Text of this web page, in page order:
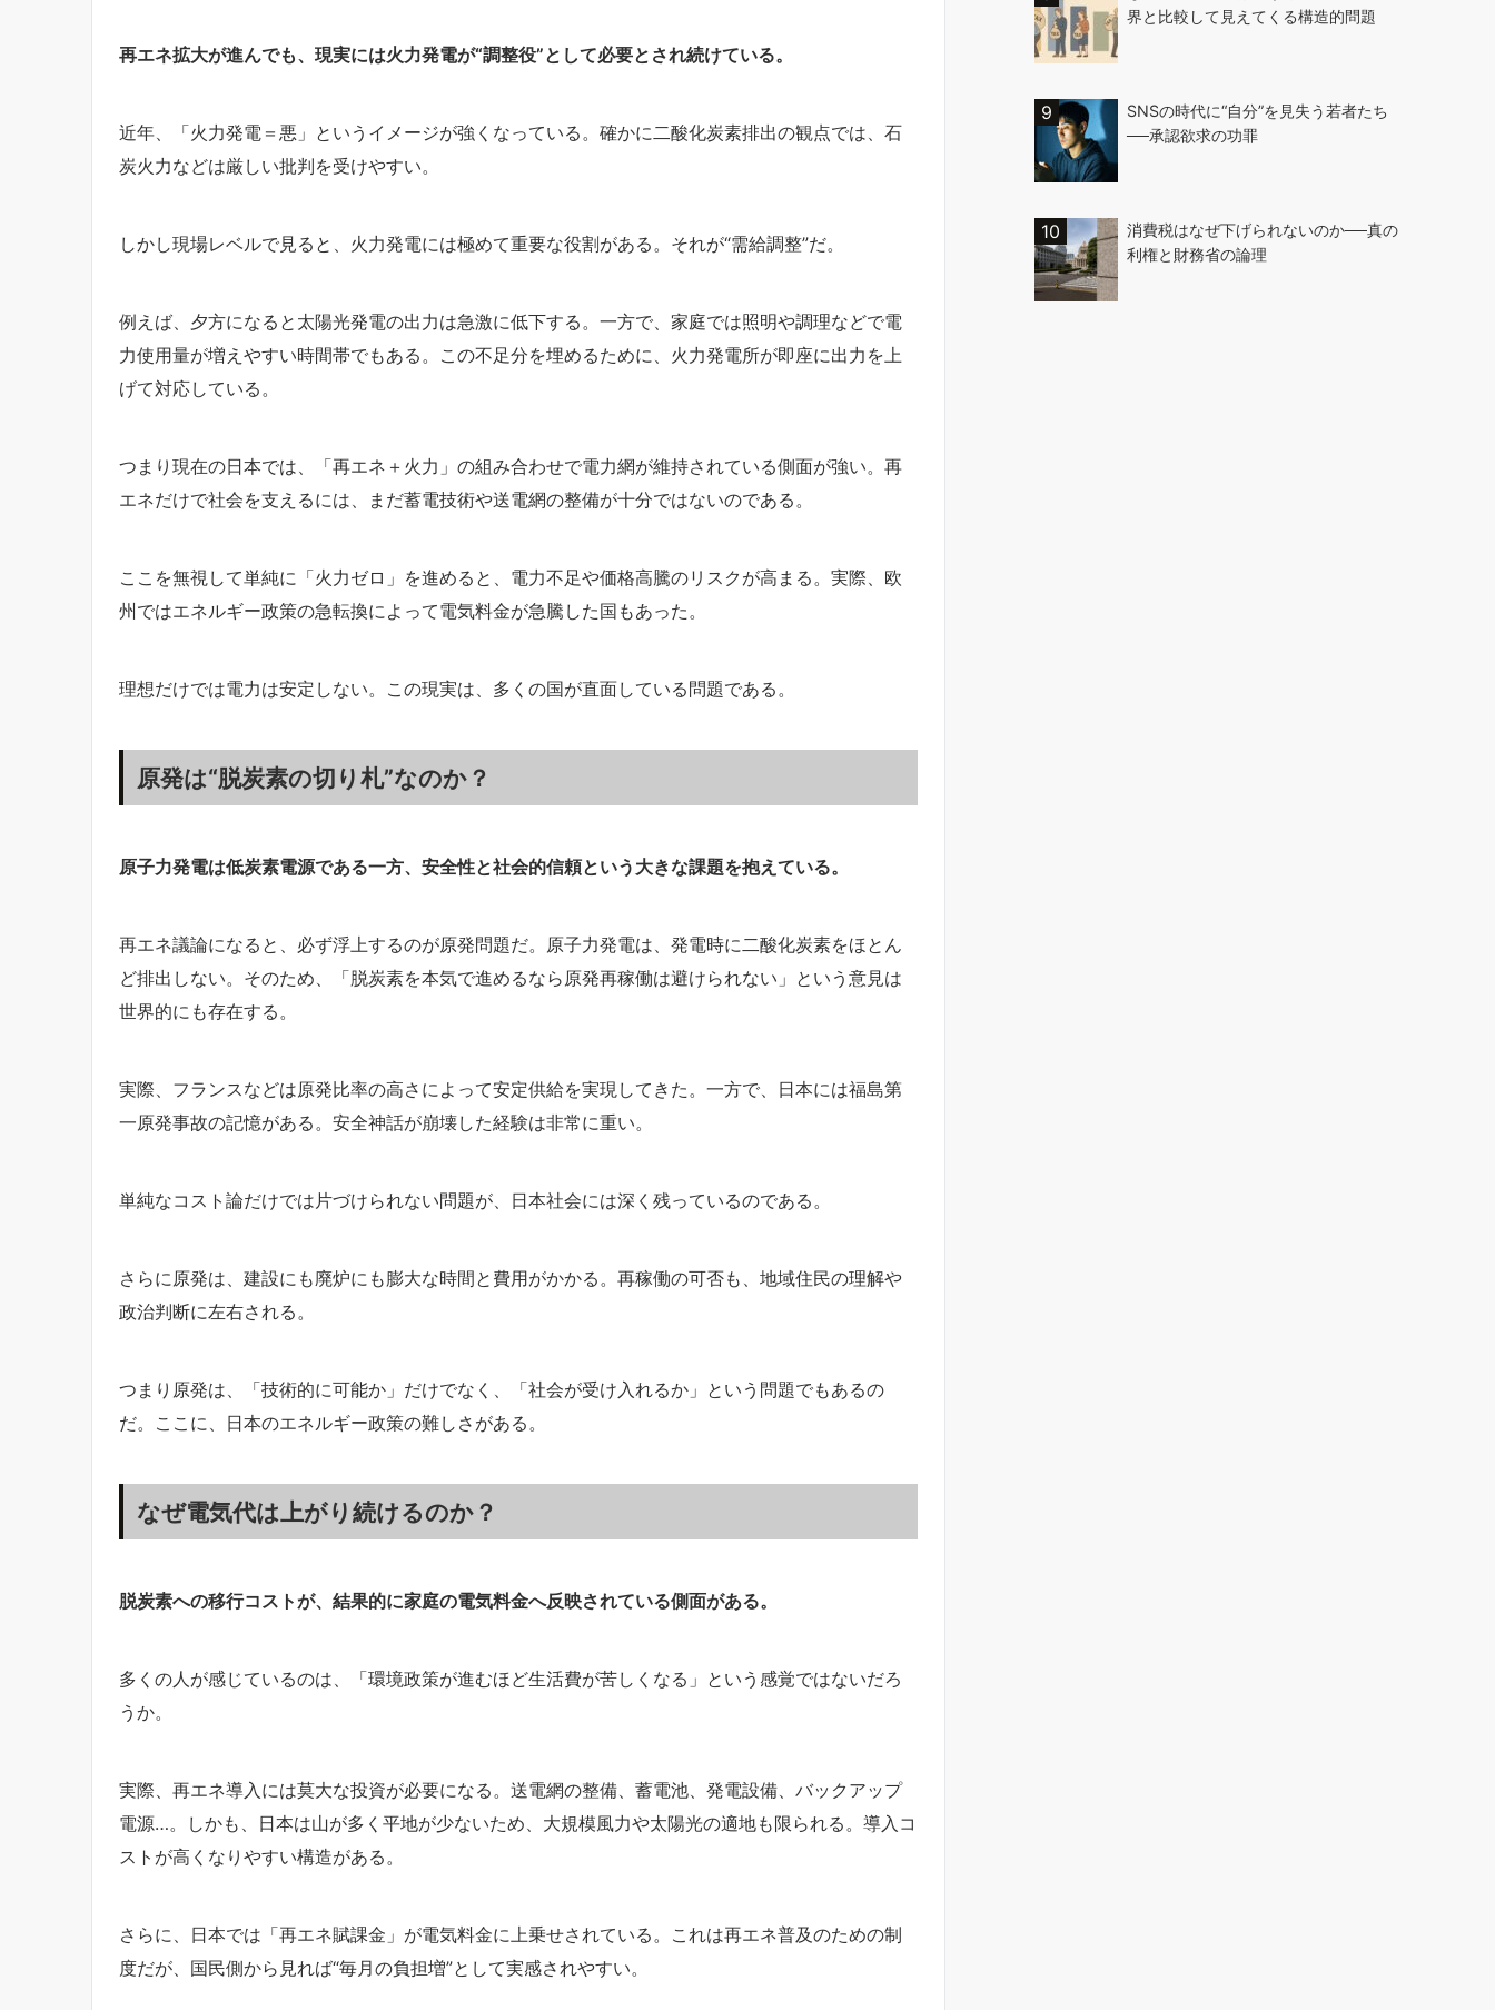
再エネ拡大が進んでも、現実には火力発電が“調整役”として必要とされ続けている。
近年、「火力発電＝悪」というイメージが強くなっている。確かに二酸化炭素排出の観点では、石
炭火力などは厳しい批判を受けやすい。
しかし現場レベルで見ると、火力発電には極めて重要な役割がある。それが“需給調整”だ。
例えば、夕方になると太陽光発電の出力は急激に低下する。一方で、家庭では照明や調理などで電
力使用量が増えやすい時間帯でもある。この不足分を埋めるために、火力発電所が即座に出力を上
げて対応している。
つまり現在の日本では、「再エネ＋火力」の組み合わせで電力網が維持されている側面が強い。再
エネだけで社会を支えるには、まだ蓄電技術や送電網の整備が十分ではないのである。
ここを無視して単純に「火力ゼロ」を進めると、電力不足や価格高騰のリスクが高まる。実際、欧
州ではエネルギー政策の急転換によって電気料金が急騰した国もあった。
理想だけでは電力は安定しない。この現実は、多くの国が直面している問題である。
原発は“脱炭素の切り札”なのか？
原子力発電は低炭素電源である一方、安全性と社会的信頼という大きな課題を抱えている。
再エネ議論になると、必ず浮上するのが原発問題だ。原子力発電は、発電時に二酸化炭素をほとん
ど排出しない。そのため、「脱炭素を本気で進めるなら原発再稼働は避けられない」という意見は
世界的にも存在する。
実際、フランスなどは原発比率の高さによって安定供給を実現してきた。一方で、日本には福島第
一原発事故の記憶がある。安全神話が崩壊した経験は非常に重い。
単純なコスト論だけでは片づけられない問題が、日本社会には深く残っているのである。
さらに原発は、建設にも廃炉にも膨大な時間と費用がかかる。再稼働の可否も、地域住民の理解や
政治判断に左右される。
つまり原発は、「技術的に可能か」だけでなく、「社会が受け入れるか」という問題でもあるの
だ。ここに、日本のエネルギー政策の難しさがある。
なぜ電気代は上がり続けるのか？
脱炭素への移行コストが、結果的に家庭の電気料金へ反映されている側面がある。
多くの人が感じているのは、「環境政策が進むほど生活費が苦しくなる」という感覚ではないだろ
うか。
実際、再エネ導入には莫大な投資が必要になる。送電網の整備、蓄電池、発電設備、バックアップ
電源…。しかも、日本は山が多く平地が少ないため、大規模風力や太陽光の適地も限られる。導入コ
ストが高くなりやすい構造がある。
さらに、日本では「再エネ賦課金」が電気料金に上乗せされている。これは再エネ普及のための制
度だが、国民側から見れば“毎月の負担増”として実感されやすい。
界と比較して見えてくる構造的問題
SNSの時代に“自分”を見失う若者たち
──承認欲求の功罪
消費税はなぜ下げられないのか──真の
利権と財務省の論理